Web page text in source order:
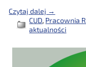
Czytaj dalej →
CUD, Pracownia
aktualności